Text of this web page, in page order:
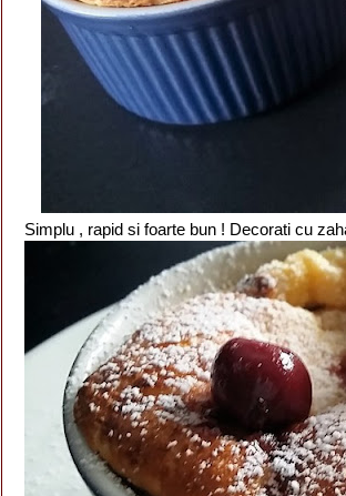
Simplu , rapid si foarte bun ! Decorati cu